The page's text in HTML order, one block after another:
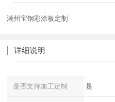
潮州宝钢彩涂板定制
详细说明
是否支持加工定制 是